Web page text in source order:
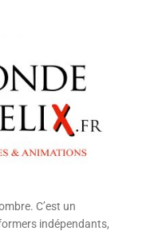
C’est un
indépendants,